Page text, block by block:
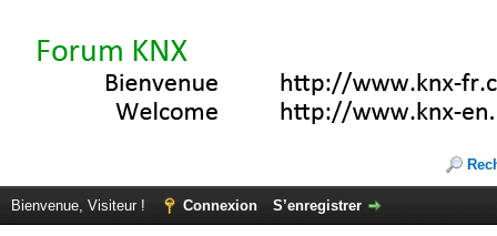
Bienvenue, Visiteur ! Connexion S’enregistrer